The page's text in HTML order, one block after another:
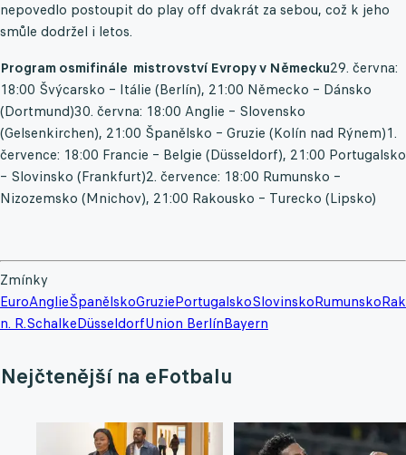
Nejčtenější na eFotbalu
nepovedlo postoupit do play off dvakrát za sebou, což k jeho
smůle dodržel i letos.
Program osmifinále mistrovství Evropy v Německu29. června:
18:00 Švýcarsko – Itálie (Berlín), 21:00 Německo – Dánsko
(Dortmund)30. června: 18:00 Anglie – Slovensko
(Gelsenkirchen), 21:00 Španělsko – Gruzie (Kolín nad Rýnem)1.
července: 18:00 Francie – Belgie (Düsseldorf), 21:00 Portugalsko
– Slovinsko (Frankfurt)2. července: 18:00 Rumunsko –
Nizozemsko (Mnichov), 21:00 Rakousko – Turecko (Lipsko)
Zmínky
EuroAnglieŠpanělskoGruziePortugalskoSlovinskoRumunsko
n. R.SchalkeDüsseldorfUnion BerlínBayern